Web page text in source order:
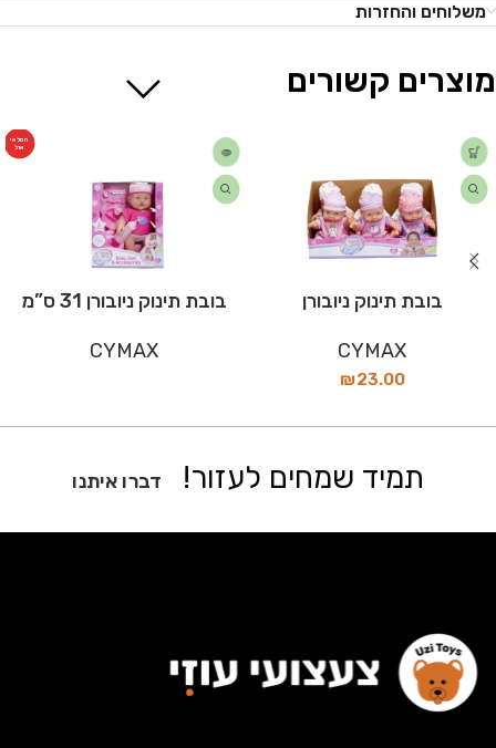
משלוחים והחזרות
מוצרים קשורים
בובת תינוק ניובורן
CYMAX
₪23.00
המלאי
אזל
בובת תינוק ניובורן 31 ס”מ
CYMAX
תמיד שמחים לעזור! דברו איתנו